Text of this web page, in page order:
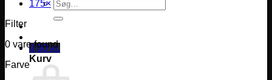
Søg
efter:
0,00 kr.
Kurv
175×
Filter
0 vare found
Farve